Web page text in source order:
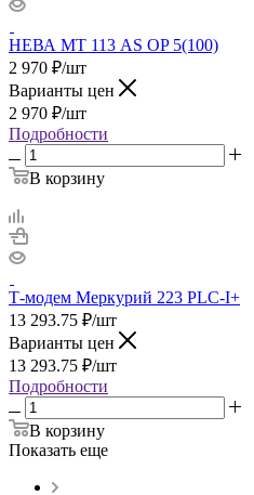
НЕВА МТ 113 AS OP 5(100)
2 970 ₽/шт
Варианты цен
2 970 ₽/шт
Подробности
В корзину
Т-модем Меркурий 223 PLC-I+
13 293.75 ₽/шт
Варианты цен
13 293.75 ₽/шт
Подробности
В корзину
Показать еще